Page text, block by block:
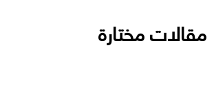
مقالات مختارة